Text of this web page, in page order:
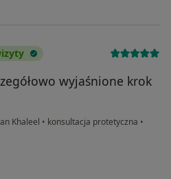
wyjaśnione krok
Khaleel • konsultacja protetyczna •